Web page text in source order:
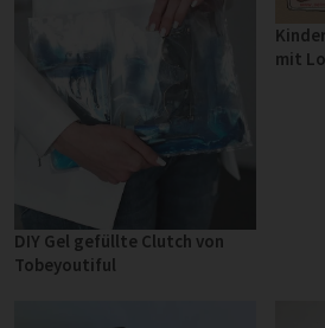
DIY Gel gefüllte Clutch von
Tobeyoutiful
mit